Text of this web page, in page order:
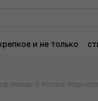
и не только
повар Il Pittore